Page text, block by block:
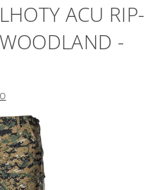
ACU RIP-
-